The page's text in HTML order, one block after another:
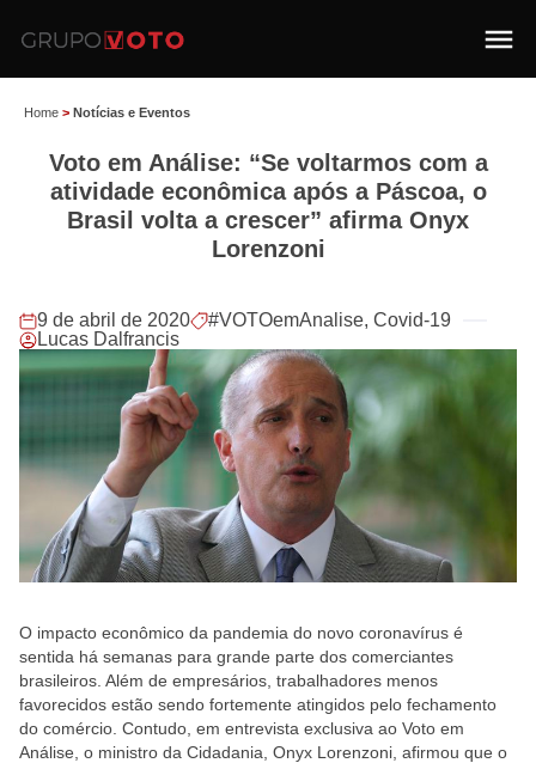
Home > Notícias e Eventos
Voto em Análise: “Se voltarmos com a
atividade econômica após a Páscoa, o
Brasil volta a crescer” afirma Onyx
Lorenzoni
9 de abril de 2020 #VOTOemAnalise, Covid-19
Lucas Dalfrancis
O impacto econômico da pandemia do novo coronavírus é
sentida há semanas para grande parte dos comerciantes
brasileiros. Além de empresários, trabalhadores menos
favorecidos estão sendo fortemente atingidos pelo fechamento
do comércio. Contudo, em entrevista exclusiva ao Voto em
Análise, o ministro da Cidadania, Onyx Lorenzoni, afirmou que o